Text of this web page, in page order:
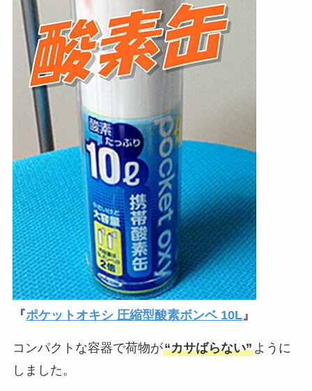
『ポケットオキシ 圧縮型酸素ボンベ 10L』
コンパクトな容器で荷物が“カサばらない”ように
しました。